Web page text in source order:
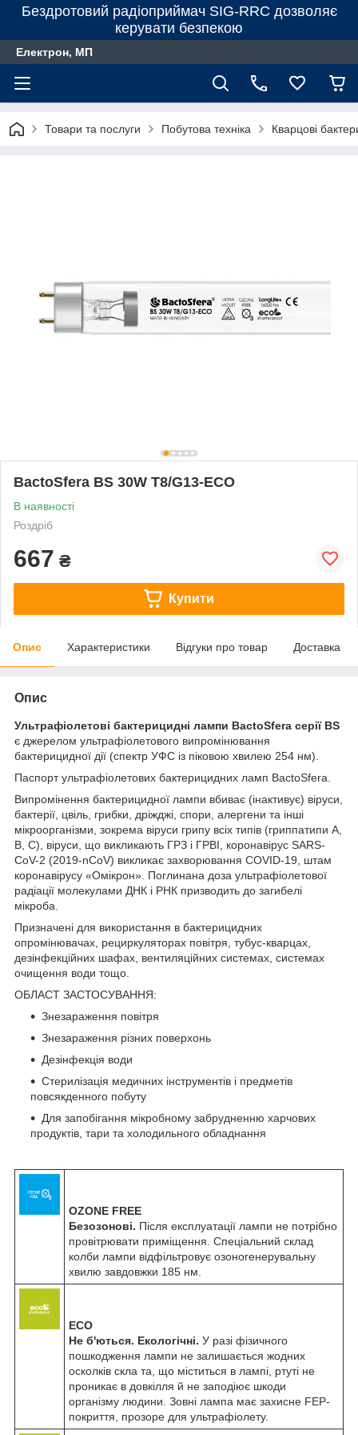
Бездротовий радіоприймач SIG-RRC дозволяє
керувати безпекою
Електрон, МП
Товари та послуги Побутова техніка Кварцові
BactoSfera BS 30W T8/G13-ECO
В наявності
Роздріб
667 ₴
Купити
Опис Характеристики Відгуки про товар Доставка
Опис
Ультрафіолетові бактерицидні лампи BactoSfera серії BS
є джерелом ультрафіолетового випромінювання
бактерицидної дії (спектр УФС із піковою хвилею 254 нм).
Паспорт ультрафіолетових бактерицидних ламп BactoSfera.
Випромінення бактерицидної лампи вбиває (інактивує) віруси,
бактерії, цвіль, грибки, дріжджі, спори, алергени та інші
мікроорганізми, зокрема віруси грипу всіх типів (гриппатипи A,
B, C), віруси, що викликають ГРЗ і ГРВІ, коронавірус SARS-
CoV-2 (2019-nCoV) викликає захворювання COVID-19, штам
коронавірусу «Омікрон». Поглинана доза ультрафіолетової
радіації молекулами ДНК і РНК призводить до загибелі
мікроба.
Призначені для використання в бактерицидних
опромінювачах, рециркуляторах повітря, тубус-кварцах,
дезінфекційних шафах, вентиляційних системах, системах
очищення води тощо.
ОБЛАСТ ЗАСТОСУВАННЯ:
Знезараження повітря
Знезараження різних поверхонь
Дезінфекція води
Стерилізація медичних інструментів і предметів
повсякденного побуту
Для запобігання мікробному забрудненню харчових
продуктів, тари та холодильного обладнання
OZONE FREE
Безозонові. Після експлуатації лампи не потрібно
провітрювати приміщення. Спеціальний склад
колби лампи відфільтровує озоногенерувальну
хвилю завдовжки 185 нм.
ECO
Не б'ються. Екологічні. У разі фізичного
пошкодження лампи не залишається жодних
осколків скла та, що міститься в лампі, ртуті не
проникає в довкілля й не заподіює шкоди
організму людини. Зовні лампа має захисне FEP-
покриття, прозоре для ультрафіолету.